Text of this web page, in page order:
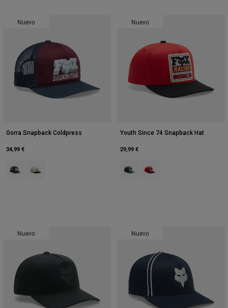
Nuevo
Gorra Snapback Coldpress
34,99 €
Product swatch type of Granate oscuro.
Product swatch type of Pearl White.
Nuevo
Youth Since 74 Snapback Hat
29,99 €
Product swatch type of Azul
Product swatch type of
Nuevo Nuevo